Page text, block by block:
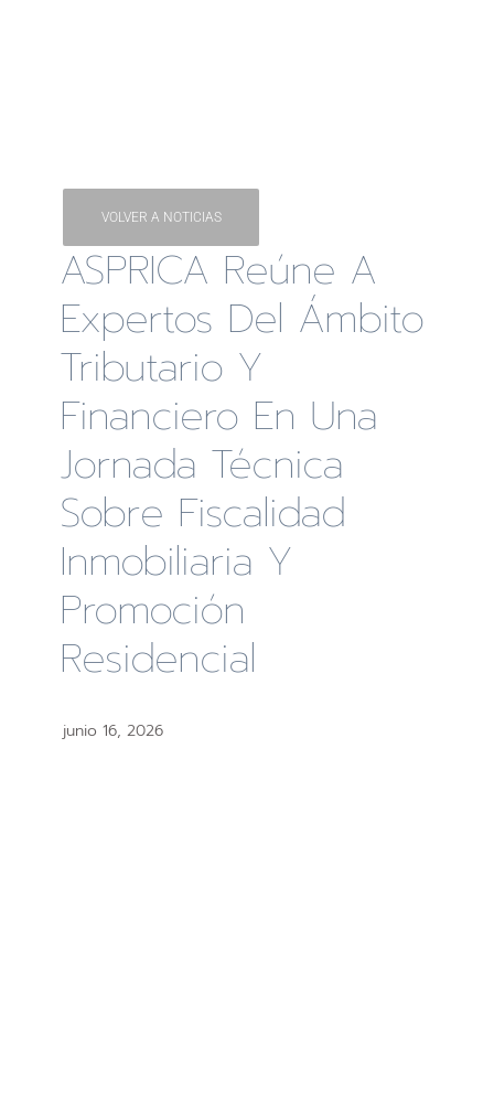
VOLVER A NOTICIAS
ASPRICA Reúne A
Expertos Del Ámbito
Tributario Y
Financiero En Una
Jornada Técnica
Sobre Fiscalidad
Inmobiliaria Y
Promoción
Residencial
junio 16, 2026